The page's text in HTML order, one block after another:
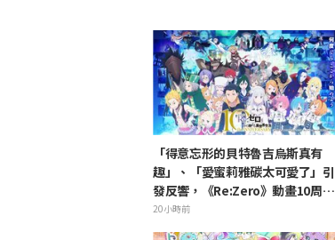
「得意忘形的貝特魯吉烏斯真有
趣」、「愛蜜莉雅碳太可愛了」引
發反響，《Re:Zero》動畫10周年
紀念活動視覺圖解禁
20小時前